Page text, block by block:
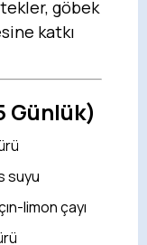
göbek
katkı
Günlük)
suyu
limon çayı